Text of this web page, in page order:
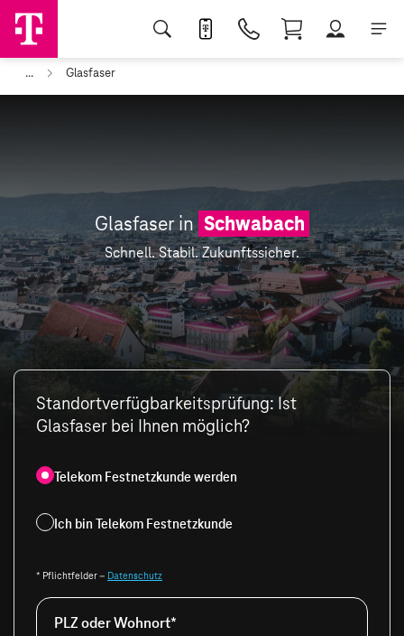
... Glasfaser
Glasfaser in Schwabach
Schnell. Stabil. Zukunftssicher.
Standortverfügbarkeitsprüfung: Ist
Glasfaser bei Ihnen möglich?
Telekom Festnetzkunde werden
Ich bin Telekom Festnetzkunde
* Pflichtfelder – Datenschutz
PLZ oder Wohnort*